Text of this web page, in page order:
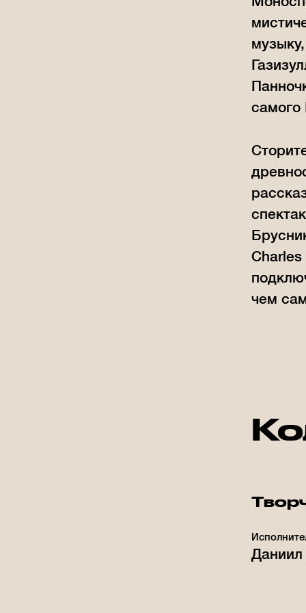
самого
Charles
чем
Даниил